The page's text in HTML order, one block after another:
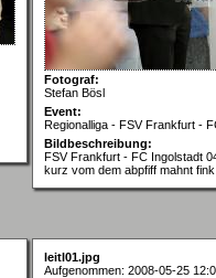
Fotograf:
Stefan Bösl
Event:
Regionalliga - FSV Frankfurt -
Bildbeschreibung:
FSV Frankfurt - FC Ingolstadt
kurz vom dem abpfiff mahnt
leitl01.jpg
Aufgenommen: 2008-05-25